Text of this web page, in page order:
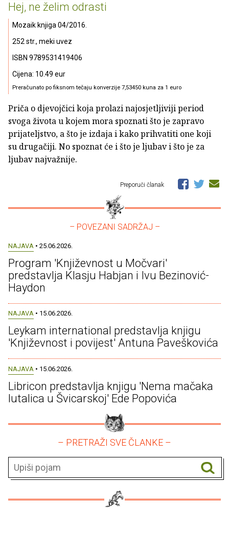
Hej, ne želim odrasti
Mozaik knjiga 04/2016.
252 str., meki uvez
ISBN 9789531419406
Cijena: 10.49 eur
Preračunato po fiksnom tečaju konverzije 7,53450 kuna za 1 euro
Priča o djevojčici koja prolazi najosjetljiviji period
svoga života u kojem mora spoznati što je zapravo
prijateljstvo, a što je izdaja i kako prihvatiti one koji
su drugačiji. No spoznat će i što je ljubav i što je za
ljubav najvažnije.
Preporuči članak
– POVEZANI SADRŽAJ –
NAJAVA • 25.06.2026.
Program 'Književnost u Močvari'
predstavlja Klasju Habjan i Ivu Bezinović-
Haydon
NAJAVA • 15.06.2026.
Leykam international predstavlja knjigu
'Književnost i povijest' Antuna Paveškovića
NAJAVA • 15.06.2026.
Libricon predstavlja knjigu 'Nema mačaka
lutalica u Švicarskoj' Ede Popovića
– PRETRAŽI SVE ČLANKE –